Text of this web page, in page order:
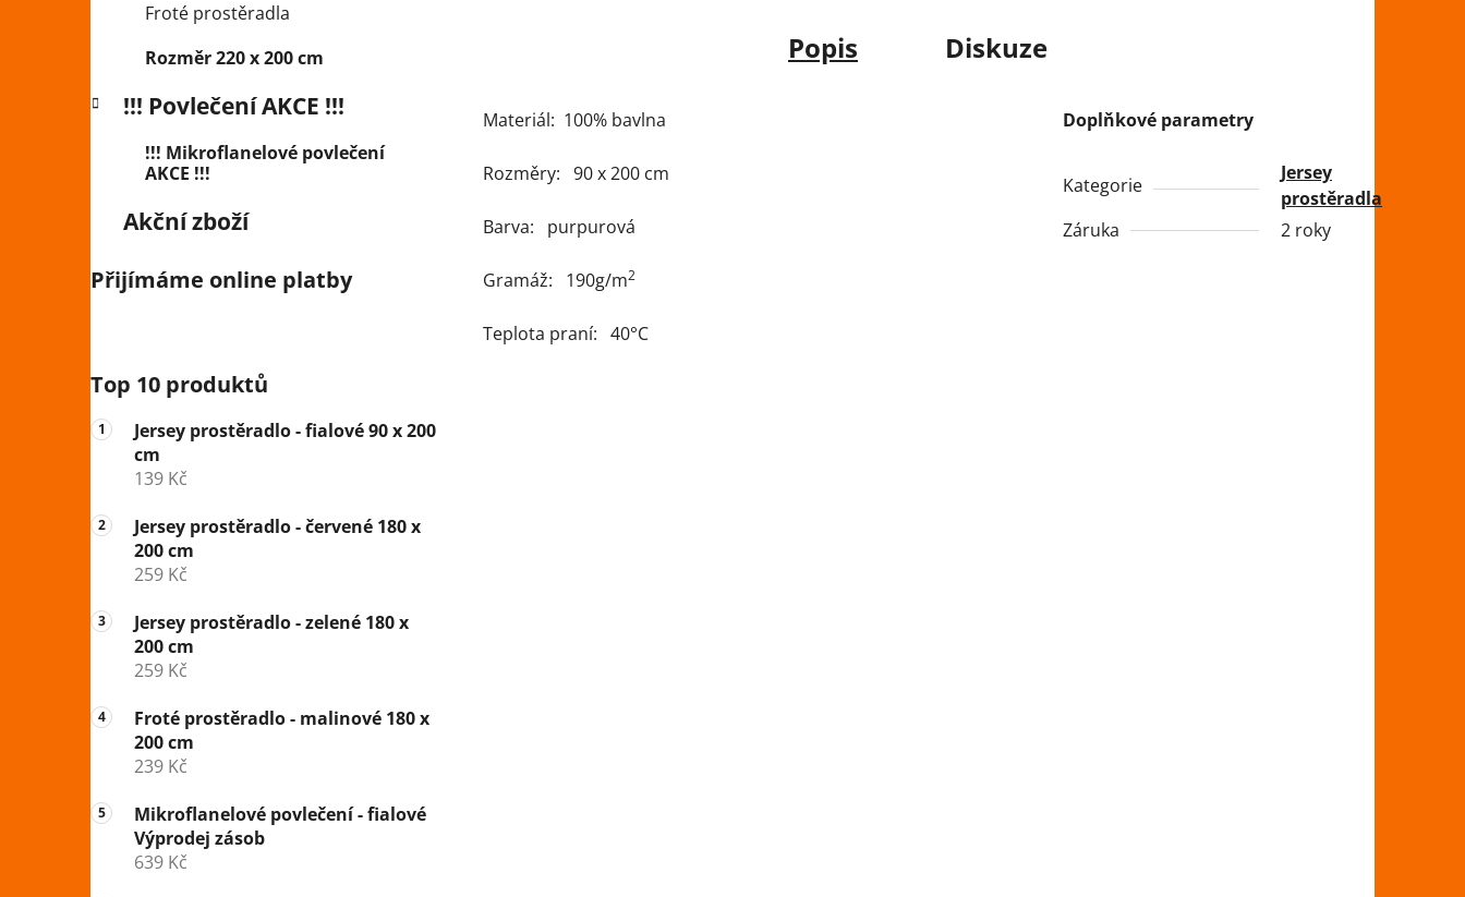
Froté prostěradla
Rozměr 220 x 200 cm
!!! Povlečení AKCE !!!
!!! Mikroflanelové povlečení
AKCE !!!
Akční zboží
Přijímáme online platby
Top 10 produktů
Jersey prostěradlo - fialové 90 x 200
cm
139 Kč
Jersey prostěradlo - červené 180 x
200 cm
259 Kč
Jersey prostěradlo - zelené 180 x
200 cm
259 Kč
Froté prostěradlo - malinové 180 x
200 cm
239 Kč
Mikroflanelové povlečení - fialové
Výprodej zásob
639 Kč
Popis Diskuze
Materiál: 100% bavlna
Rozměry: 90 x 200 cm
Barva: purpurová
Gramáž: 190g/m2
Teplota praní: 40°C
Doplňkové parametry
Kategorie
Jersey
prostěradla
Záruka
2 roky